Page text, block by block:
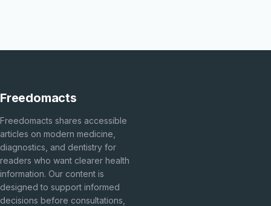
Freedomacts
Freedomacts shares accessible
articles on modern medicine,
diagnostics, and dentistry for
readers who want clearer health
information. Our content is
designed to support informed
decisions before consultations,